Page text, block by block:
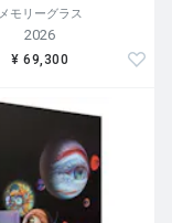
メモリーグラス
2026
¥ 69,300